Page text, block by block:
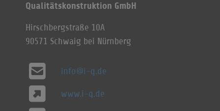
Qualitätskonstruktion GmbH
Hirschbergstraße 10A
90571 Schwaig bei Nürnberg
info@i-q.de
www.i-q.de